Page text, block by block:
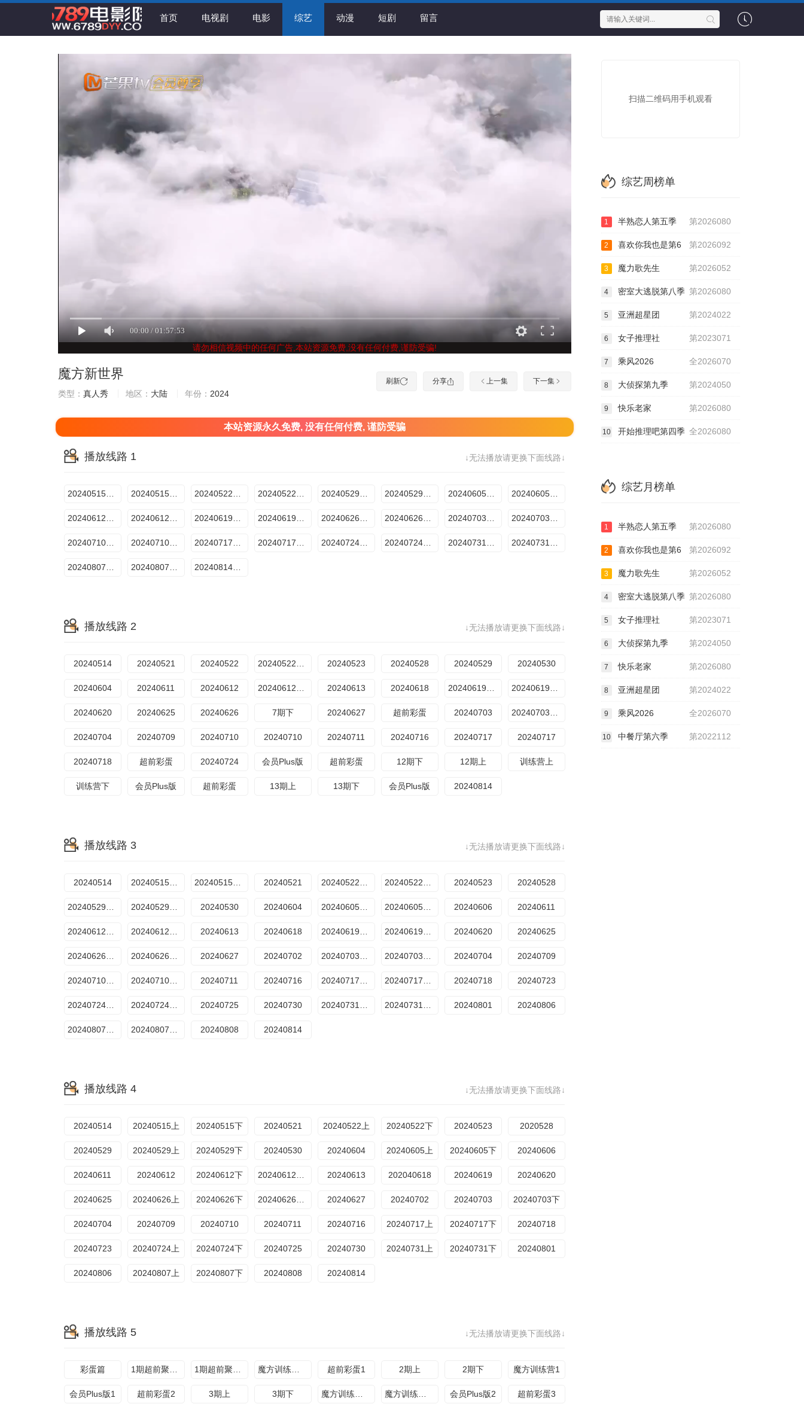
首页 电视剧 电影 综艺 动漫 短剧 留言
请勿相信视频中的任何广告,本站资源免费,没有任何付费,谨防受骗!
刷新 分享 上一集 下一集
魔方新世界
类型： 真人秀 地区： 大陆 年份： 2024
本站资源永久免费, 没有任何付费, 谨防受骗
↓无法播放请更换下面线路↓
播放线路 1
20240515期：超前聚会（上） 20240515期：超前聚会（下） 20240522期：禁闭“逃杀”I（上） 20240522期：禁闭“逃杀”I（下） 20240529期：妙手之争I（上） 20240529期：妙手之争I（下） 20240605期：冰与火之舞I（上） 20240605期：冰与火之舞I（下）
20240612期：禁闭“逃杀”Ⅱ（上） 20240612期：禁闭“逃杀”Ⅱ（下） 20240619期：妙手之争Ⅱ（上） 20240619期：妙手之争Ⅱ（下） 20240626期：冰与火之舞Ⅱ（上） 20240626期：冰与火之舞Ⅱ（下） 20240703期：星际之战Ⅰ（上） 20240703期：星际之战Ⅰ（下）
20240710期：竞宝风云Ⅰ（上） 20240710期：竞宝风云Ⅰ（下） 20240717期：星际之战Ⅱ（上） 20240717期：星际之战Ⅱ（下） 20240724期：竞宝风云Ⅱ（上） 20240724期：竞宝风云Ⅱ（下） 20240731期：王牌的诞生Ⅰ（上） 20240731期：王牌的诞生Ⅰ（下）
20240807期：王牌的诞生Ⅱ（上） 20240807期：王牌的诞生Ⅱ（下） 20240814期：收官晚宴
↓无法播放请更换下面线路↓
播放线路 2
20240514 20240521 20240522 20240522期下 20240523 20240528 20240529 20240530
20240604 20240611 20240612 20240612期下 20240613 20240618 20240619期上 20240619期下
20240620 20240625 20240626 7期下 20240627 超前彩蛋 20240703 20240703（下）
20240704 20240709 20240710 20240710 20240711 20240716 20240717 20240717
20240718 超前彩蛋 20240724 会员Plus版 超前彩蛋 12期下 12期上 训练营上
训练营下 会员Plus版 超前彩蛋 13期上 13期下 会员Plus版 20240814
↓无法播放请更换下面线路↓
播放线路 3
20240514 20240515期上 20240515期下 20240521 20240522期上 20240522期下 20240523 20240528
20240529期上 20240529期下 20240530 20240604 20240605期上 20240605期下 20240606 20240611
20240612期上 20240612期下 20240613 20240618 20240619期上 20240619期下 20240620 20240625
20240626期上 20240626期下 20240627 20240702 20240703期上 20240703期下 20240704 20240709
20240710期上 20240710期下 20240711 20240716 20240717期上 20240717期下 20240718 20240723
20240724期上 20240724期下 20240725 20240730 20240731期上 20240731期下 20240801 20240806
20240807期上 20240807期下 20240808 20240814
↓无法播放请更换下面线路↓
播放线路 4
20240514 20240515上 20240515下 20240521 20240522上 20240522下 20240523 2020528
20240529 20240529上 20240529下 20240530 20240604 20240605上 20240605下 20240606
20240611 20240612 20240612下 20240612训练营 20240613 202040618 20240619 20240620
20240625 20240626上 20240626下 20240626训练营 20240627 20240702 20240703 20240703下
20240704 20240709 20240710 20240711 20240716 20240717上 20240717下 20240718
20240723 20240724上 20240724下 20240725 20240730 20240731上 20240731下 20240801
20240806 20240807上 20240807下 20240808 20240814
↓无法播放请更换下面线路↓
播放线路 5
彩蛋篇 1期超前聚会上 1期超前聚会下 魔方训练营超前聚会 超前彩蛋1 2期上 2期下 魔方训练营1
会员Plus版1 超前彩蛋2 3期上 3期下 魔方训练营2期上 魔方训练营2期下 会员Plus版2 超前彩蛋3
扫描二维码用手机观看
综艺周榜单
第2026080
1 半熟恋人第五季
第2026092
2 喜欢你我也是第6
第2026052
3 魔力歌先生
第2026080
4 密室大逃脱第八季
第2024022
5 亚洲超星团
第2023071
6 女子推理社
全2026070
7 乘风2026
第2024050
8 大侦探第九季
第2026080
9 快乐老家
全2026080
10 开始推理吧第四季
综艺月榜单
第2026080
1 半熟恋人第五季
第2026092
2 喜欢你我也是第6
第2026052
3 魔力歌先生
第2026080
4 密室大逃脱第八季
第2023071
5 女子推理社
第2024050
6 大侦探第九季
第2026080
7 快乐老家
第2024022
8 亚洲超星团
全2026070
9 乘风2026
第2022112
10 中餐厅第六季